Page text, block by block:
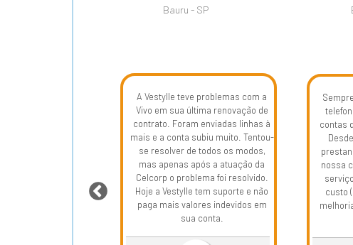
Bauru - SP
A Vestylle teve problemas com a
Vivo em sua última renovação de
contrato. Foram enviadas linhas à
mais e a conta subiu muito. Tentou-
se resolver de todos os modos,
mas apenas após a atuação da
Celcorp o problema foi resolvido.
Hoje a Vestylle tem suporte e não
paga mais valores indevidos em
sua conta.
contas
nossa
custo